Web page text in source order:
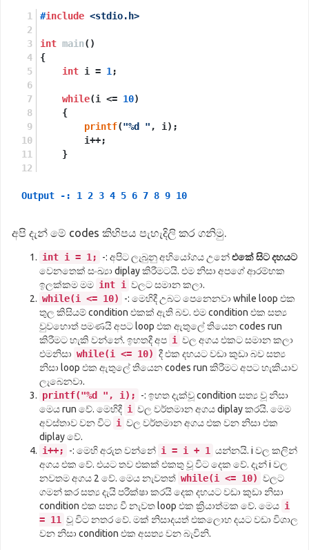
#include <stdio.h>
int main()
{
int i = 1 ;
while(i <= 10)
    {
printf("%d " , i);
        i++;
    }
}
Output -: 1 2 3 4 5 6 7 8 9 10
අපි දැන් මේ codes කිහිපය පැහැදිලි කර ගනිමු.
int i = 1; -: අපිට ලැබුනු අභියෝගය උනේඑකේ සිට දහයට
වෙනතෙක් සංඛ්‍යා diplay කිරීමටයි. එම නිසා අපගේ ආරම්භක
ඉලක්කම මම int i වලට සමාන කලා.
while(i <= 10)
-: මෙහිදී උබට පෙනෙනවා while loop එක
තුල කිසියම් condition එකක් ඇති බව. එම condition එක සත්‍ය
වුවහොත් පමණයි අපට loop එක ඇතුලේ තියෙන codes run
කිරීමට හැකි වන්නේ. ඉහතදී අප i වල අගය එකට සමාන කලා
එමනිසා while(i <= 10) දී එක දහයට වඩා කුඩා බව සත්‍ය
නිසා loop එක ඇතුලේ තියෙන codes run කිරීමට අපට හැකියාව
ලැබෙනවා.
printf("%d ", i);
-: ඉහත දැක්වූ condition සත්‍ය වූ නිසා
මෙය run වේ. මෙහිදී i වල වර්තමාන අගය diplay කරයි. මෙම
අවස්තාව වන විට i වල වර්තමාන අගය එක වන නිසා එක
diplay වේ.
i++;
-: මෙහි අරුත වන්නේ i = i + 1 යන්නයි. i වල කලින්
අගය එක වේ. එයට තව එකක් එකතු වූ විට දෙක වේ. දැන් i වල
නවතම අගය 2 වේ. මෙය නැවතත් while(i <= 10) වලට
ගමන් කර සත්‍ය දැයි පරීක්ෂා කරයි දෙක දහයට වඩා කුඩා නිසා
condition එක සත්‍ය වී නැවත loop එක ක්‍රියාත්මක වේ. මෙය i
= 11 වූ විට නතර වේ. මක් නිසාදයත් එකලොහ දයට වඩා විශාල
වන නිසා condition එක අසත්‍ය වන බැවිනි.